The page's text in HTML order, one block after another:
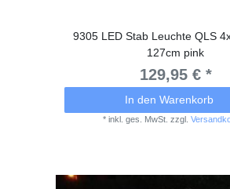
9305 LED Stab Leuchte QLS
127cm pink
129,95 € *
In den Warenkorb
*inkl. ges. MwSt. zzgl.